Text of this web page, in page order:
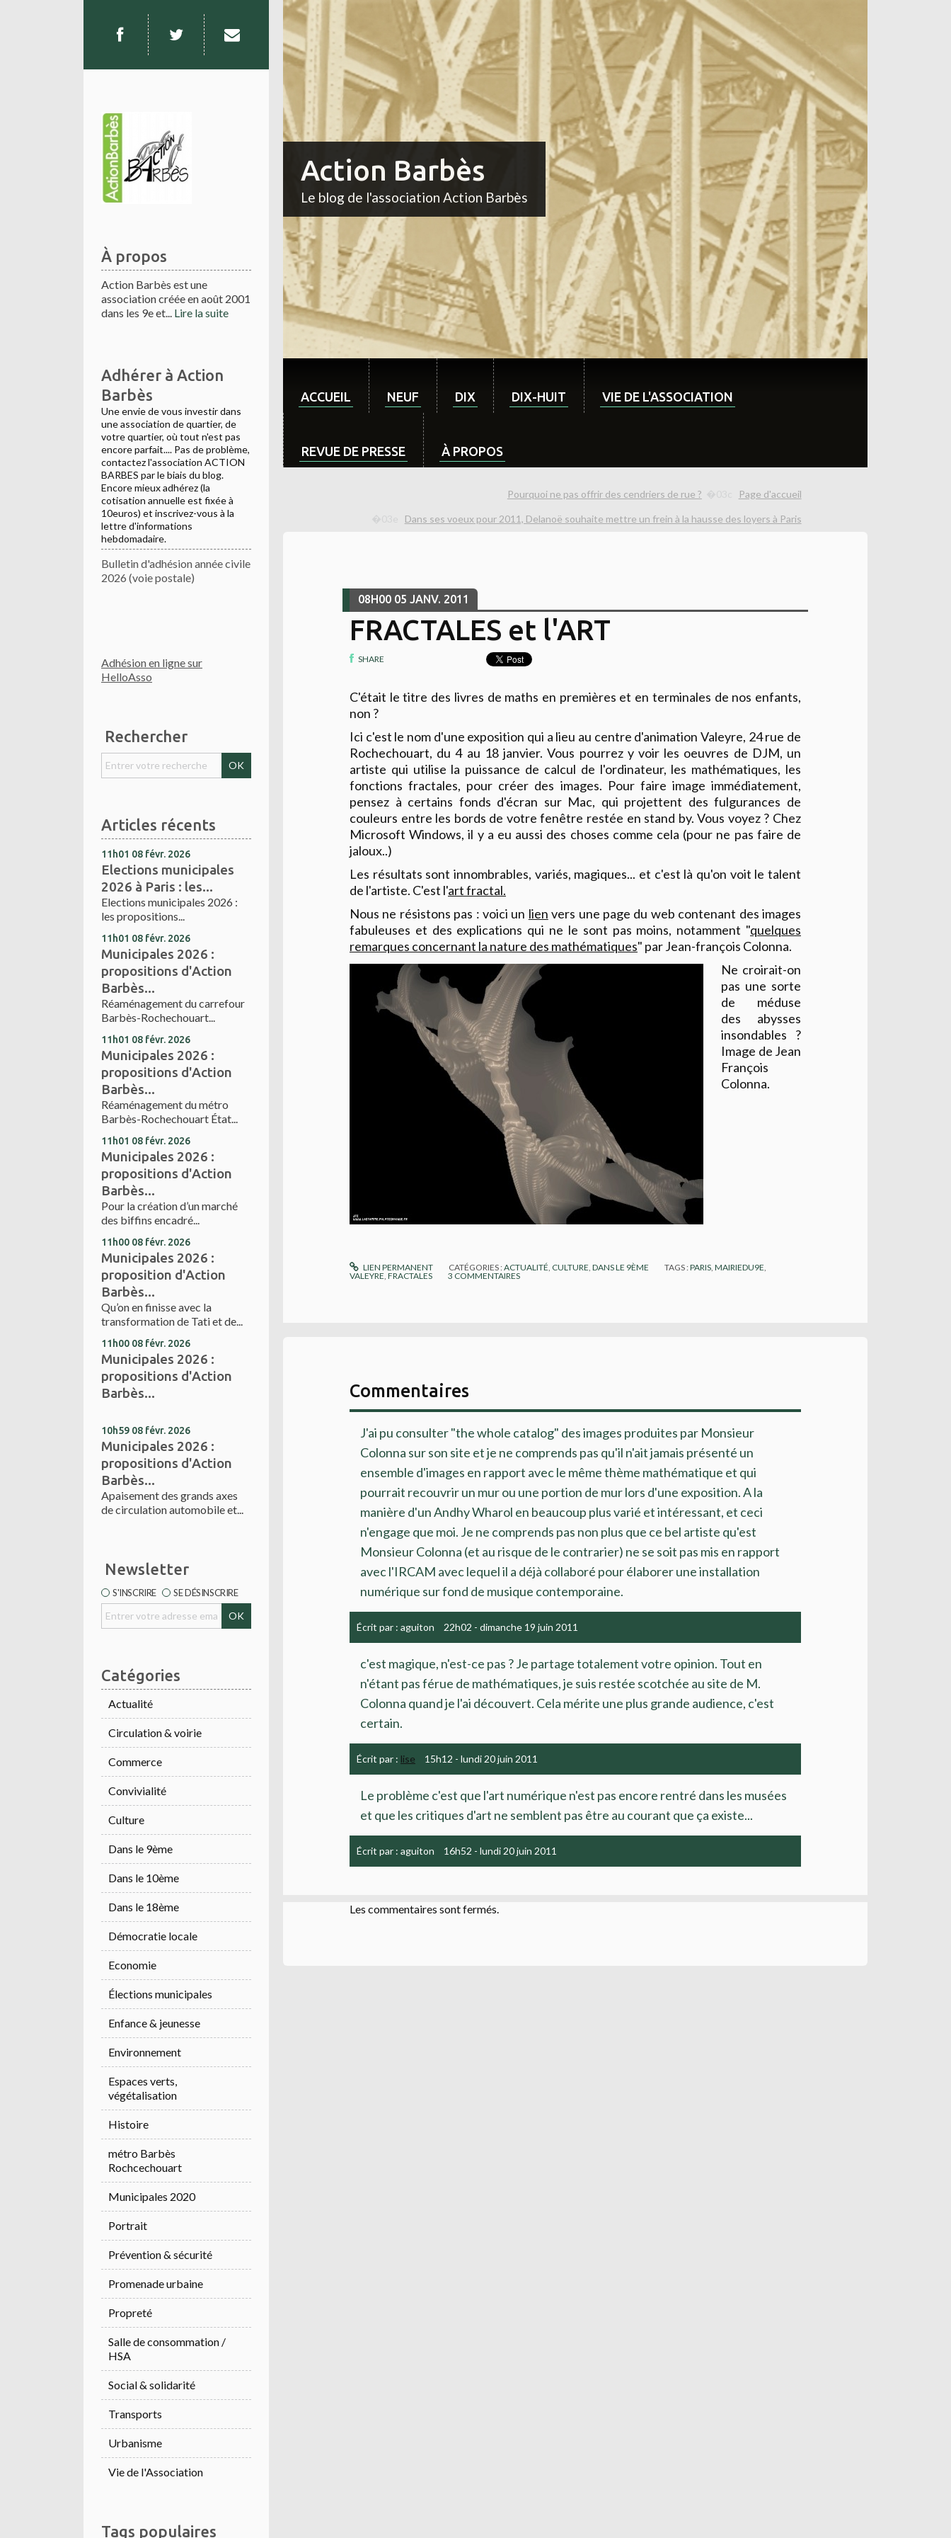
À propos
Action Barbès est une
association créée en août 2001
dans les 9e et... Lire la suite
Adhérer à Action
Barbès
Une envie de vous investir dans
une association de quartier, de
votre quartier, où tout n'est pas
encore parfait.... Pas de problème,
contactez l'association ACTION
BARBES par le biais du blog.
Encore mieux adhérez (la
cotisation annuelle est fixée à
10euros) et inscrivez-vous à la
lettre d'informations
hebdomadaire.
Bulletin d'adhésion année civile
2026 (voie postale)
Adhésion en ligne sur
HelloAsso
Rechercher
Articles récents
11h01 08 févr. 2026
Elections municipales
2026 à Paris : les...
Elections municipales 2026 :
les propositions...
11h01 08 févr. 2026
Municipales 2026 :
propositions d'Action
Barbès...
Réaménagement du carrefour
Barbès-Rochechouart...
11h01 08 févr. 2026
Municipales 2026 :
propositions d'Action
Barbès...
Réaménagement du métro
Barbès-Rochechouart État...
11h01 08 févr. 2026
Municipales 2026 :
propositions d'Action
Barbès...
Pour la création d’un marché
des biffins encadré...
11h00 08 févr. 2026
Municipales 2026 :
proposition d'Action
Barbès...
Qu’on en finisse avec la
transformation de Tati et de...
11h00 08 févr. 2026
Municipales 2026 :
propositions d'Action
Barbès...
10h59 08 févr. 2026
Municipales 2026 :
propositions d'Action
Barbès...
Apaisement des grands axes
de circulation automobile et...
Newsletter
S'INSCRIRE SE DÉSINSCRIRE
Catégories
Actualité
Circulation & voirie
Commerce
Convivialité
Culture
Dans le 9ème
Dans le 10ème
Dans le 18ème
Démocratie locale
Economie
Élections municipales
Enfance & jeunesse
Environnement
Espaces verts,
végétalisation
Histoire
métro Barbès
Rochcechouart
Municipales 2020
Portrait
Prévention & sécurité
Promenade urbaine
Propreté
Salle de consommation /
HSA
Social & solidarité
Transports
Urbanisme
Vie de l'Association
Tags populaires
Action Barbès
Le blog de l'association Action Barbès
ACCUEIL NEUF DIX DIX-HUIT VIE DE L'ASSOCIATION
REVUE DE PRESSE À PROPOS
Pourquoi ne pas offrir des cendriers de rue ? Page d'accueil
Dans ses voeux pour 2011, Delanoë souhaite mettre un frein à la hausse des loyers à Paris
08H00 05 JANV. 2011
FRACTALES et l'ART
SHARE
C'était le titre des livres de maths en premières et en terminales de nos enfants,
non ?
Ici c'est le nom d'une exposition qui a lieu au centre d'animation Valeyre, 24 rue de
Rochechouart, du 4 au 18 janvier. Vous pourrez y voir les oeuvres de DJM, un
artiste qui utilise la puissance de calcul de l'ordinateur, les mathématiques, les
fonctions fractales, pour créer des images. Pour faire image immédiatement,
pensez à certains fonds d'écran sur Mac, qui projettent des fulgurances de
couleurs entre les bords de votre fenêtre restée en stand by. Vous voyez ? Chez
Microsoft Windows, il y a eu aussi des choses comme cela (pour ne pas faire de
jaloux..)
Les résultats sont innombrables, variés, magiques... et c'est là qu'on voit le talent
de l'artiste. C'est l'art fractal.
Nous ne résistons pas : voici un lien vers une page du web contenant des images
fabuleuses et des explications qui ne le sont pas moins, notamment "quelques
remarques concernant la nature des mathématiques" par Jean-françois Colonna.
Ne croirait-on
pas une sorte
de méduse
des abysses
insondables ?
Image de Jean
François
Colonna.
LIEN PERMANENT CATÉGORIES :ACTUALITÉ CULTURE ,DANS LE 9ÈME TAGS :PARIS ,MAIRIEDU9E
VALEYRE FRACTALES 3 COMMENTAIRES
Commentaires
J'ai pu consulter "the whole catalog" des images produites par Monsieur
Colonna sur son site et je ne comprends pas qu'il n'ait jamais présenté un
ensemble d'images en rapport avec le même thème mathématique et qui
pourrait recouvrir un mur ou une portion de mur lors d'une exposition. A la
manière d'un Andhy Wharol en beaucoup plus varié et intéressant, et ceci
n'engage que moi. Je ne comprends pas non plus que ce bel artiste qu'est
Monsieur Colonna (et au risque de le contrarier) ne se soit pas mis en rapport
avec l'IRCAM avec lequel il a déjà collaboré pour élaborer une installation
numérique sur fond de musique contemporaine.
Écrit par : aguiton 22h02 - dimanche 19 juin 2011
c'est magique, n'est-ce pas ? Je partage totalement votre opinion. Tout en
n'étant pas férue de mathématiques, je suis restée scotchée au site de M.
Colonna quand je l'ai découvert. Cela mérite une plus grande audience, c'est
certain.
Écrit par : lise 15h12 - lundi 20juin 2011
Le problème c'est que l'art numérique n'est pas encore rentré dans les musées
et que les critiques d'art ne semblent pas être au courant que ça existe...
Écrit par : aguiton 16h52 - lundi 20juin 2011
Les commentaires sont fermés.